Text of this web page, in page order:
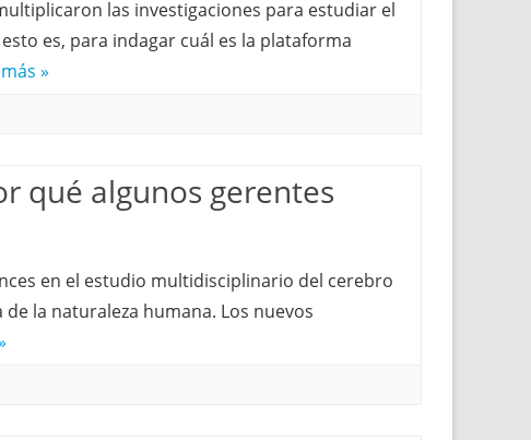
las investigaciones para estudiar el
es, para indagar cuál es la plataforma
»
qué algunos gerentes
en el estudio multidisciplinario del cerebro
la naturaleza humana. Los nuevos